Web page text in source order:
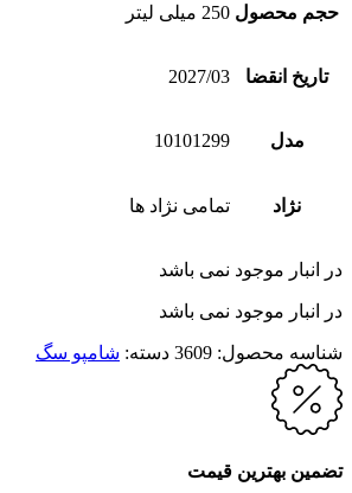
حجم محصول 250 میلی لیتر
تاریخ انقضا 2027/03
مدل 10101299
نژاد تمامی نژاد ها
در انبار موجود نمی باشد
در انبار موجود نمی باشد
شناسه محصول: 3609 دسته: شامپو سگ
تضمین بهترین قیمت